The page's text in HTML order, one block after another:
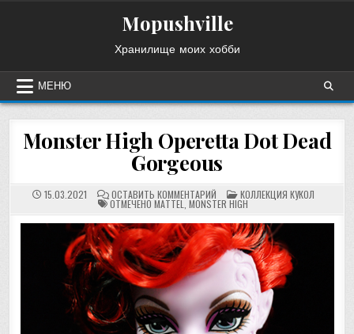
Mopushville
Хранилище моих хобби
МЕНЮ
Monster High Operetta Dot Dead
Gorgeous
15.03.2021 ОСТАВИТЬ КОММЕНТАРИЙНА
MONSTER
HIGH
OPERETTA
DOT
DEAD
GORGEOUS
ОПУБЛИКОВАНО
В
КОЛЛЕКЦИЯ КУКОЛ
ОТМЕЧЕНОMATTEL MONSTER HIGH